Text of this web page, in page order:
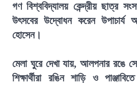
গণ বিশ্ববিদ্যালয় কেন্দ্রীয়
উৎসবের উদ্বোধন করেন
হোসেন।
মেলা ঘুরে দেখা যায়, আলপনার রঙে
শিক্ষার্থীরা রঙিন শাড়ি ও